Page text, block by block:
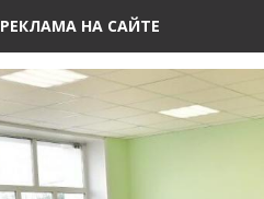
РЕКЛАМА НА САЙТЕ